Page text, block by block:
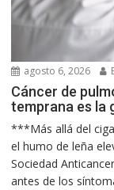
agosto 6, 2026
Cáncer de
temprana es la
***Más allá del
el humo de leña
Sociedad
antes de los